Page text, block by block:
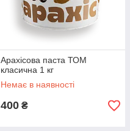
Арахісова паста ТОМ
класична 1 кг
Немає в наявності
400 ₴